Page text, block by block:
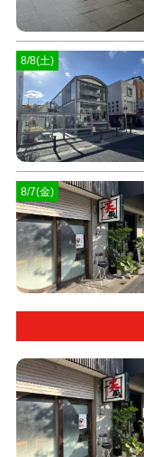
8/8(土)
8/7(金)